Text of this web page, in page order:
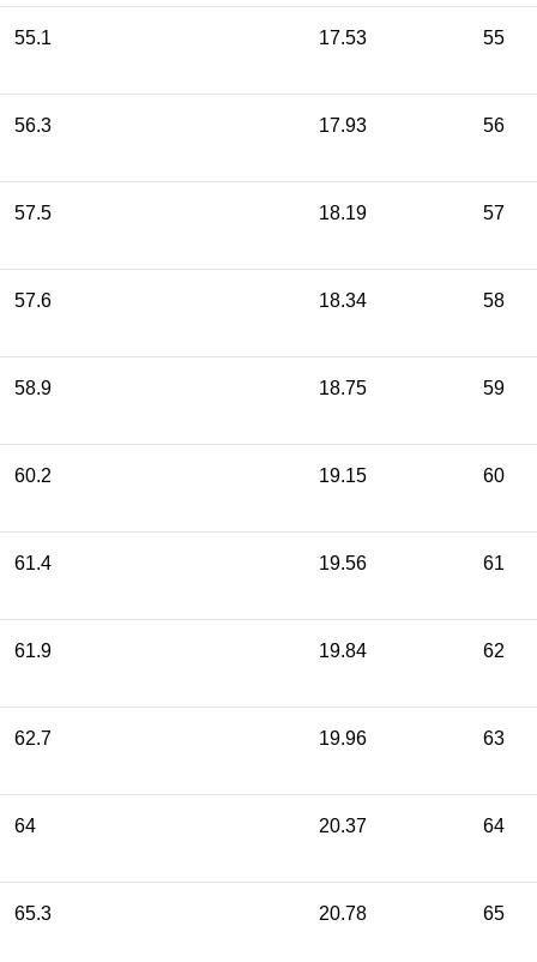
55.1 17.53 55
56.3 17.93 56
57.5 18.19 57
57.6 18.34 58
58.9 18.75 59
60.2 19.15 60
61.4 19.56 61
61.9 19.84 62
62.7 19.96 63
64 20.37 64
65.3 20.78 65